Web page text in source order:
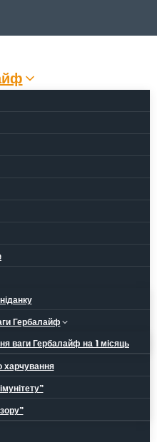
Гербалайф
ваги Гербалайф на 1 місяць
харчування